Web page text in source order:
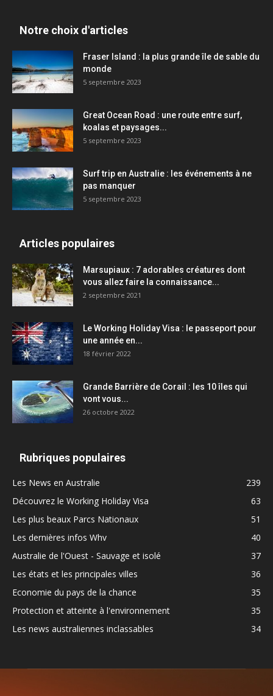
Notre choix d'articles
Fraser Island : la plus grande île de sable du
monde
5 septembre 2023
Great Ocean Road : une route entre surf,
koalas et paysages...
5 septembre 2023
Surf trip en Australie : les événements à ne
pas manquer
5 septembre 2023
Articles populaires
Marsupiaux : 7 adorables créatures dont
vous allez faire la connaissance...
2 septembre 2021
Le Working Holiday Visa : le passeport pour
une année en...
18 février 2022
Grande Barrière de Corail : les 10 îles qui
vont vous...
26 octobre 2022
Rubriques populaires
Les News en Australie
239
Découvrez le Working Holiday Visa
63
Les plus beaux Parcs Nationaux
51
Les dernières infos Whv
40
Australie de l'Ouest - Sauvage et isolé
37
Les états et les principales villes
36
Economie du pays de la chance
35
Protection et atteinte à l'environnement
35
Les news australiennes inclassables
34